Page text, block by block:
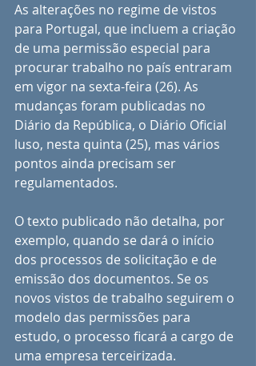
As alterações no regime de vistos
para Portugal, que incluem a criação
de uma permissão especial para
procurar trabalho no país entraram
em vigor na sexta-feira (26). As
mudanças foram publicadas no
Diário da República, o Diário Oficial
luso, nesta quinta (25), mas vários
pontos ainda precisam ser
regulamentados.
O texto publicado não detalha, por
exemplo, quando se dará o início
dos processos de solicitação e de
emissão dos documentos. Se os
novos vistos de trabalho seguirem o
modelo das permissões para
estudo, o processo ficará a cargo de
uma empresa terceirizada.